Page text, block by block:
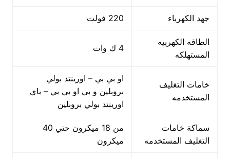
جهد الكهرباء 220 فولت
الطاقه الكهربيه
المستهلكه
4 ك وات
خامات التغليف
المستخدمه
او بي بي – اورينتد بولي
بروبلين و بي او بي بي – باي
اورينتد بولي بروبلين
سماكة خامات
التغليف المستخدمه
من 18 ميكرون حتي 40
ميكرون